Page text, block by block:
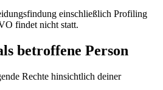
einschließlich Profiling
findet nicht statt.
betroffene Person
Rechte hinsichtlich deiner